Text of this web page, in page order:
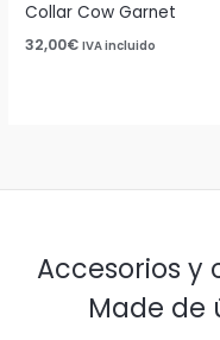
Collar Cow Garnet
32,00€ IVA incluido
Accesorios y
Made de